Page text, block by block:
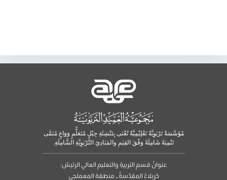
مُؤَسَّسَةٌ تَرْبَوِيَّةٌ تَعْلِيْمِيَّةٌ تُعْنَى بِتَنْشِئَةِ جِيْلٍ مُتَعَلٌّمٍ وَوَاعٍ مُنَمَّى
تَنْمِيَةً شَامِلَةً وَفْقَ القِيَمِ والمَبَادِئِ التَّرْبَوِيَّةِ الشَّامِلَةِ.
عنوانُ قسمِ التربيةِ والتعليمِ العالي الرئيسُ:
كربلاءُ المقدّسةُ – منطقة المعملجي